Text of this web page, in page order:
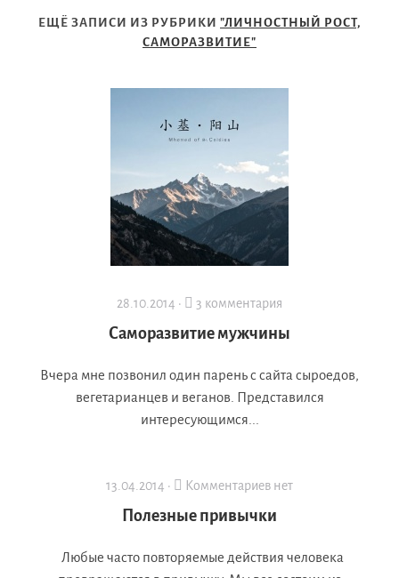
ЕЩЁ ЗАПИСИ ИЗ РУБРИКИ "ЛИЧНОСТНЫЙ РОСТ,
САМОРАЗВИТИЕ"
28.10.2014 · 3 комментария
Саморазвитие мужчины
Вчера мне позвонил один парень с сайта сыроедов,
вегетарианцев и веганов. Представился
интересующимся...
13.04.2014 · Комментариев нет
Полезные привычки
Любые часто повторяемые действия человека